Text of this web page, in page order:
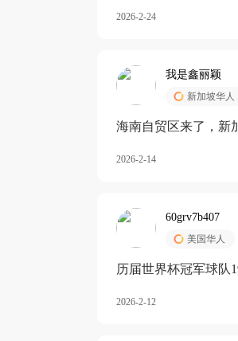
2026-2-24
我是鑫丽颖
新加坡华人
海南自贸区来了，新
2026-2-14
60grv7b407
美国华人
历届世界杯冠军球队
2026-2-12